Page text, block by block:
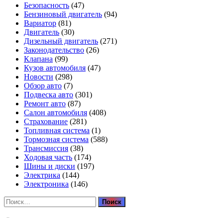
Безопасность (47)
Бензиновый двигатель (94)
Вариатор (81)
Двигатель (30)
Дизельный двигатель (271)
Законодательство (26)
Клапана (99)
Кузов автомобиля (47)
Новости (298)
Обзор авто (7)
Подвеска авто (301)
Ремонт авто (87)
Салон автомобиля (408)
Страхование (281)
Топливная система (1)
Тормозная система (588)
Трансмиссия (38)
Ходовая часть (174)
Шины и диски (197)
Электрика (144)
Электроника (146)
Найти: